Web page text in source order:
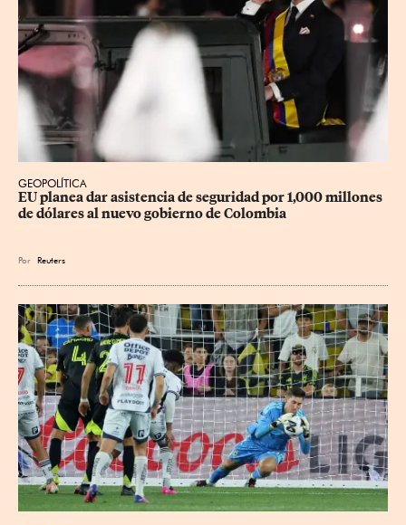
GEOPOLÍTICA
EU planea dar asistencia de seguridad por 1,000 millones
de dólares al nuevo gobierno de Colombia
Por Reuters